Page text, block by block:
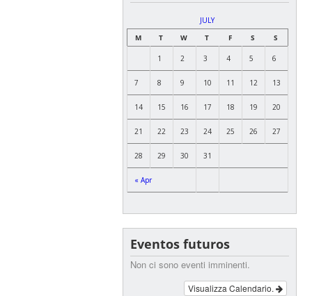
JULY
M
T W T F S S
« Apr
1 2 3 4 5 6
7 8 9 10 11 12 13
14 15 16 17 18 19 20
21 22 23 24 25 26 27
28 29 30 31
Eventos futuros
Non ci sono eventi imminenti.
Visualizza Calendario.